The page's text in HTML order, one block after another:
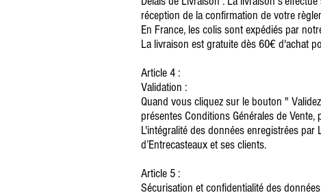
réception de la confirmation de votre
En France, les colis sont expédiés par
La livraison est gratuite dès 60€ d'achat
Article 4 :
Validation :
Quand vous cliquez sur le bouton "
présentes Conditions Générales de Vente,
L'intégralité des données enregistrées
d’Entrecasteaux et ses clients.
Article 5 :
Sécurisation et confidentialité des